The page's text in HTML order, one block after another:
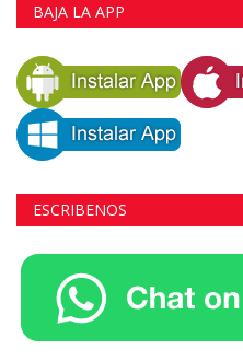
BAJA LA APP
ESCRIBENOS